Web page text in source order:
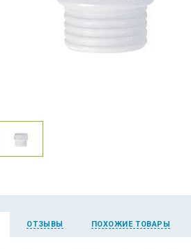
ОТЗЫВЫ ПОХОЖИЕ ТОВАРЫ